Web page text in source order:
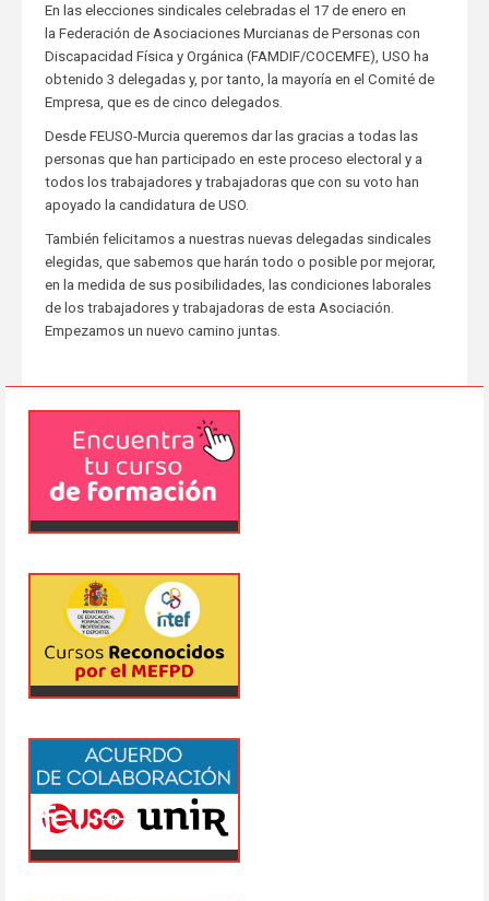
En las elecciones sindicales celebradas el 17 de enero en
la Federación de Asociaciones Murcianas de Personas con
Discapacidad Física y Orgánica (FAMDIF/COCEMFE), USO ha
obtenido 3 delegadas y, por tanto, la mayoría en el Comité de
Empresa, que es de cinco delegados.
Desde FEUSO-Murcia queremos dar las gracias a todas las
personas que han participado en este proceso electoral y a
todos los trabajadores y trabajadoras que con su voto han
apoyado la candidatura de USO.
También felicitamos a nuestras nuevas delegadas sindicales
elegidas, que sabemos que harán todo o posible por mejorar,
en la medida de sus posibilidades, las condiciones laborales
de los trabajadores y trabajadoras de esta Asociación.
Empezamos un nuevo camino juntas.